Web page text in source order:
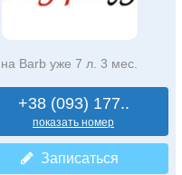
на Barb уже 7 л. 3 мес.
+38 (093) 177..
показать номер
Записаться